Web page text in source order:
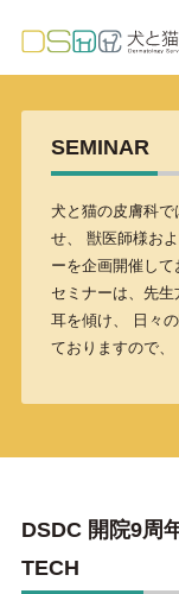
SEMINAR
犬と猫の皮膚科
せ、
獣医師様お
ーを企画開催して
セミナーは、先
耳を傾け、
日々
ておりますので、
DSDC 開院9周
TECH